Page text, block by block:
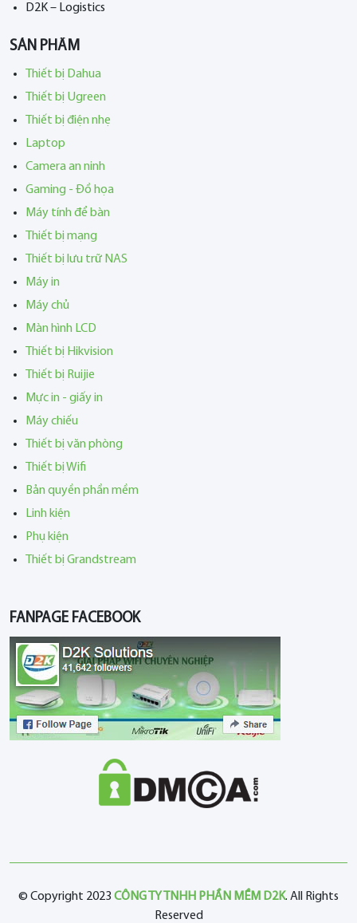
D2K – Logistics
SẢN PHẨM
Thiết bị Dahua
Thiết bị Ugreen
Thiết bị điện nhẹ
Laptop
Camera an ninh
Gaming - Đồ họa
Máy tính để bàn
Thiết bị mạng
Thiết bị lưu trữ NAS
Máy in
Máy chủ
Màn hình LCD
Thiết bị Hikvision
Thiết bị Ruijie
Mực in - giấy in
Máy chiếu
Thiết bị văn phòng
Thiết bị Wifi
Bản quyền phần mềm
Linh kiện
Phụ kiện
Thiết bị Grandstream
FANPAGE FACEBOOK
© Copyright 2023 CÔNG TY TNHH PHẦN MỀM D2K. All Rights
Reserved